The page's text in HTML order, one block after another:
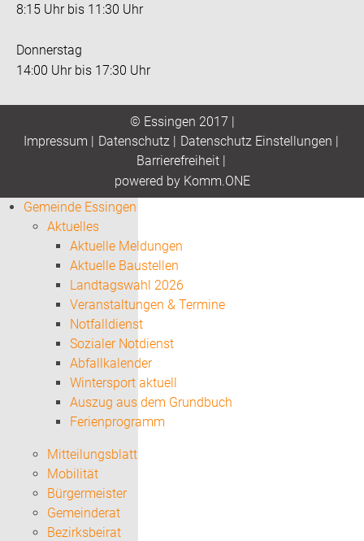
8:15 Uhr bis 11:30 Uhr
Donnerstag
14:00 Uhr bis 17:30 Uhr
© Essingen 2017 |
Impressum | Datenschutz| Datenschutz Einstellungen |
Barrierefreiheit|
powered by Komm.ONE
Gemeinde Essingen
Aktuelles
Aktuelle Meldungen
Aktuelle Baustellen
Landtagswahl 2026
Veranstaltungen & Termine
Notfalldienst
Sozialer Notdienst
Abfallkalender
Wintersport aktuell
Auszug aus dem Grundbuch
Ferienprogramm
Mitteilungsblatt
Mobilität
Bürgermeister
Gemeinderat
Bezirksbeirat